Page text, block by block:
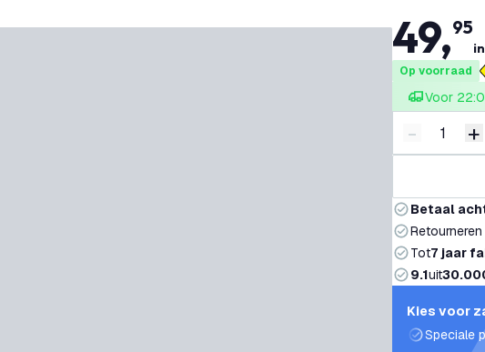
49,95
Op voorraad
Voor
Verminder
- +
Betaal
Tot7 jaar
9.1uit
Kies voor
Speciale